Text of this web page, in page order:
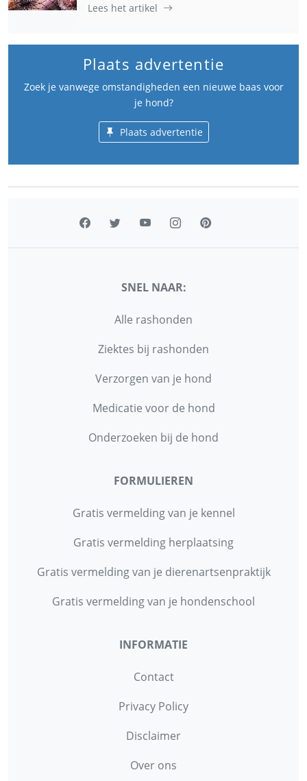
Lees het artikel
Plaats advertentie
Zoek je vanwege omstandigheden een nieuwe baas voor
je hond?
Plaats advertentie
SNEL NAAR:
Alle rashonden
Ziektes bij rashonden
Verzorgen van je hond
Medicatie voor de hond
Onderzoeken bij de hond
FORMULIEREN
Gratis vermelding van je kennel
Gratis vermelding herplaatsing
Gratis vermelding van je dierenartsenpraktijk
Gratis vermelding van je hondenschool
INFORMATIE
Contact
Privacy Policy
Disclaimer
Over ons